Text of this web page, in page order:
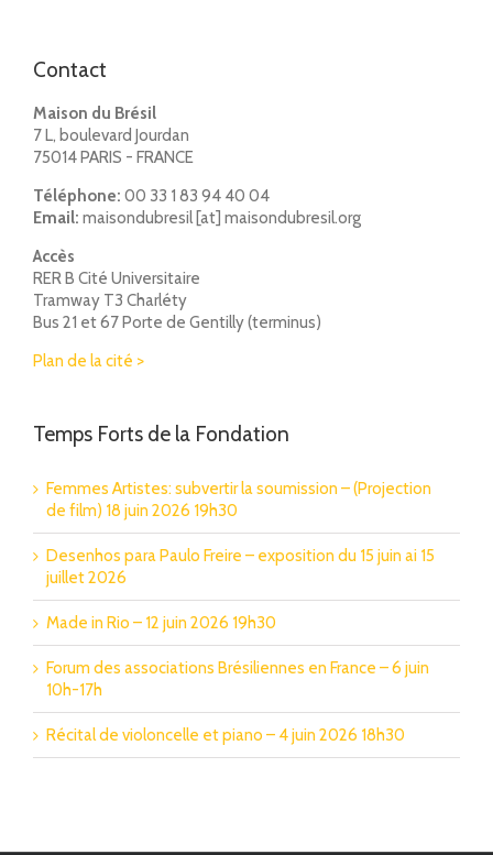
Contact
Maison du Brésil
7 L, boulevard Jourdan
75014 PARIS - FRANCE
Téléphone: 00 33 1 83 94 40 04
Email: maisondubresil [at] maisondubresil.org
Accès
RER B Cité Universitaire
Tramway T3 Charléty
Bus 21 et 67 Porte de Gentilly (terminus)
Plan de la cité >
Temps Forts de la Fondation
Femmes Artistes: subvertir la soumission – (Projection
de film) 18 juin 2026 19h30
Desenhos para Paulo Freire – exposition du 15 juin ai 15
juillet 2026
Made in Rio – 12 juin 2026 19h30
Forum des associations Brésiliennes en France – 6 juin
10h-17h
Récital de violoncelle et piano – 4 juin 2026 18h30